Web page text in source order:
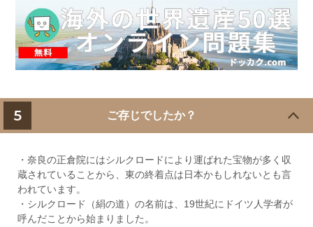
5 ご存じでしたか？
・奈良の正倉院にはシルクロードにより運ばれた宝物が多く収
蔵されていることから、東の終着点は日本かもしれないとも言
われています。
・シルクロード（絹の道）の名前は、19世紀にドイツ人学者が
呼んだことから始まりました。